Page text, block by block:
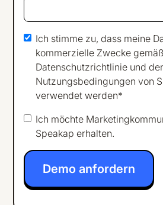
Ich stimme zu, dass meine
kommerzielle Zwecke
Datenschutzrichtlinie und
Nutzungsbedingungen von
verwendet werden*
Ich möchte
Speakap erhalten.